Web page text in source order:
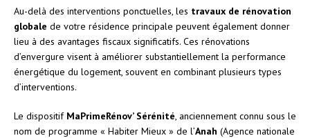
Au-delà des interventions ponctuelles, les travaux de rénovation
globale de votre résidence principale peuvent également donner
lieu à des avantages fiscaux significatifs. Ces rénovations
d’envergure visent à améliorer substantiellement la performance
énergétique du logement, souvent en combinant plusieurs types
d’interventions.
Le dispositif MaPrimeRénov’ Sérénité , anciennement connu sous le
nom de programme « Habiter Mieux » de l’Anah (Agence nationale